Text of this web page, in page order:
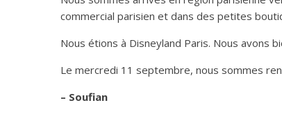
commercial parisien et dans des petites
Nous étions à Disneyland Paris. Nous avons
Le mercredi 11 septembre, nous sommes
– Soufian